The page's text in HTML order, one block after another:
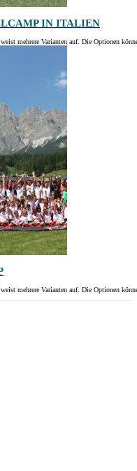
IN ITALIEN
mehrere Varianten auf. Die Optionen
mehrere Varianten auf. Die Optionen